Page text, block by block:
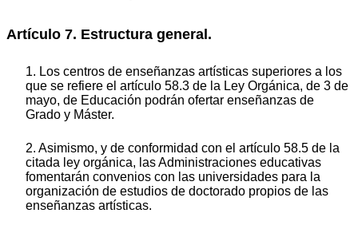
Artículo 7. Estructura general.
1. Los centros de enseñanzas artísticas superiores a los
que se refiere el artículo 58.3 de la Ley Orgánica, de 3 de
mayo, de Educación podrán ofertar enseñanzas de
Grado y Máster.
2. Asimismo, y de conformidad con el artículo 58.5 de la
citada ley orgánica, las Administraciones educativas
fomentarán convenios con las universidades para la
organización de estudios de doctorado propios de las
enseñanzas artísticas.